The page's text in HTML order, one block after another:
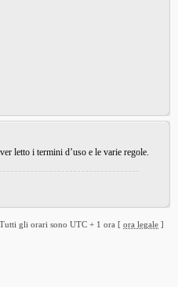
letto i termini d’uso e le varie regole.
Tutti gli orari sono UTC + 1 ora [ ora legale ]